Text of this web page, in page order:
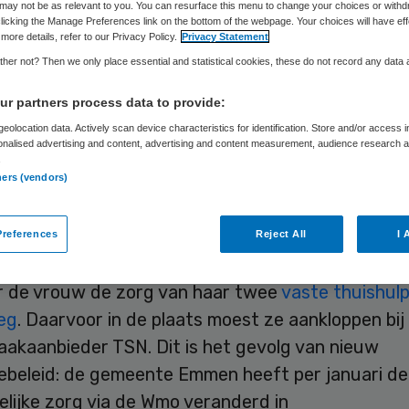
Skipr Redactie 31 januari 2013,09:53 27 keer gelezen
Emmen moet een gehandicapte Emmense
budget (pgb) voor huishoudelijke zorg
schrijft het Dagblad van het Noorden.
de vrouw de zorg van haar twee vaste
. Daarvoor in de plaats moest ze aankloppen bij
TSN. Dit is het gevolg van nieuw
de gemeente Emmen heeft per januari de
zorg via de Wmo veranderd in
not be as relevant to you. You can resurface this menu to change your choices or
the Manage Preferences link on the bottom of the webpage. Your choices will have
details, refer to our Privacy Policy. Privacy Statement
not? Then we only place essential and statistical cookies, these do not record any data
partners process data to provide:
data. Actively scan device characteristics for identification. Store and/or access
advertising and content, advertising and content measurement, audience research
(vendors)
Reject All I